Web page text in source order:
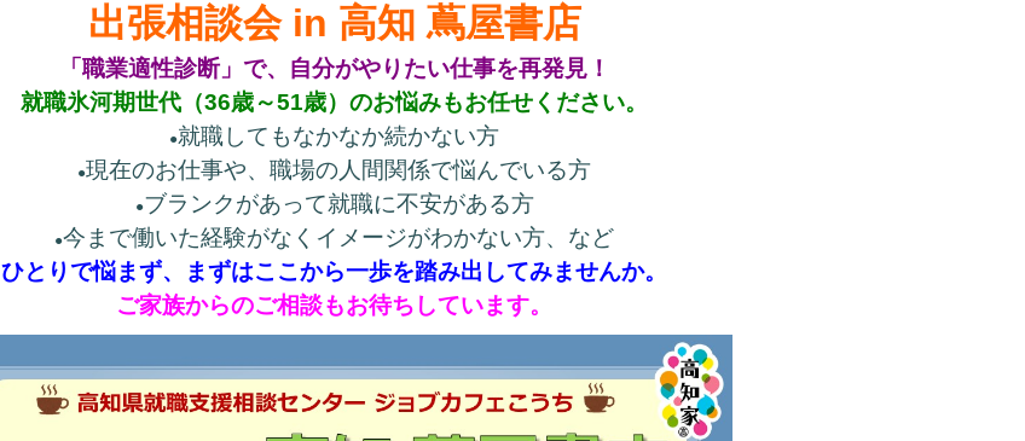
出張相談会 in 高知 蔦屋書店
「職業適性診断」で、自分がやりたい仕事を再発見！
就職氷河期世代（36歳～51歳）のお悩みもお任せください。
●就職してもなかなか続かない方
●現在のお仕事や、職場の人間関係で悩んでいる方
●ブランクがあって就職に不安がある方
●今まで働いた経験がなくイメージがわかない方、 など
ひとりで悩まず、まずはここから一歩を踏み出してみませんか。
ご家族からのご相談もお待ちしています。